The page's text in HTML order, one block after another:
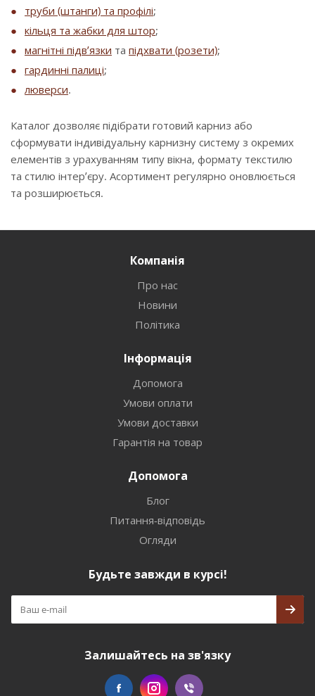
труби (штанги) та профілі;
кільця та жабки для штор;
магнітні підв’язки та підхвати (розети);
гардинні палиці;
люверси.
Каталог дозволяє підібрати готовий карниз або
сформувати індивідуальну карнизну систему з окремих
елементів з урахуванням типу вікна, формату текстилю
та стилю інтер’єру. Асортимент регулярно оновлюється
та розширюється.
Компанія
Про нас
Новини
Політика
Інформація
Допомога
Умови оплати
Умови доставки
Гарантія на товар
Допомога
Блог
Питання-відповідь
Огляди
Будьте завжди в курсі!
Залишайтесь на зв'язку